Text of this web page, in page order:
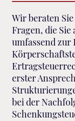
Wir beraten
Fragen, die
umfassend zur
erster
bei der